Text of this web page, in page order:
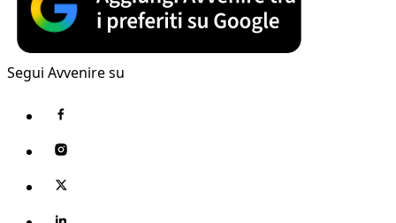
Segui Avvenire su